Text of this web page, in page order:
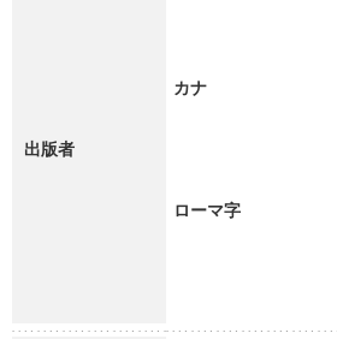
出版者
カナ
ローマ字